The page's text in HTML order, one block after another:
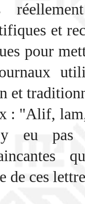
et
pour
et
: "Alif,
eu pas
de ces